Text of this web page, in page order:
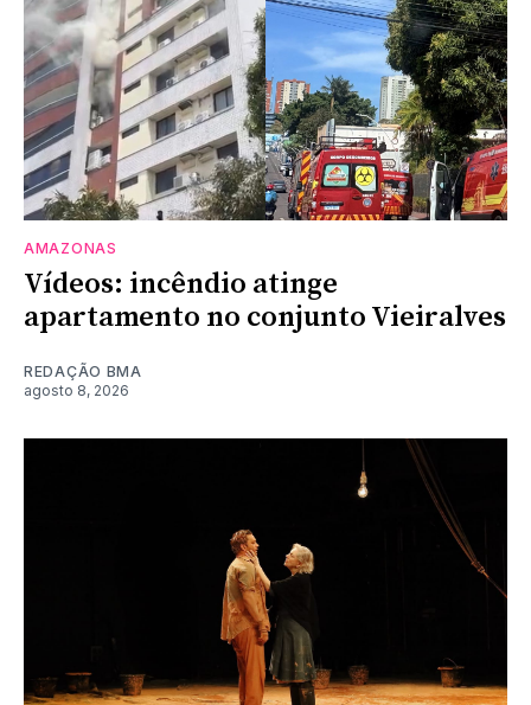
AMAZONAS
Vídeos: incêndio atinge
apartamento no conjunto Vieiralves
REDAÇÃO BMA
agosto 8, 2026